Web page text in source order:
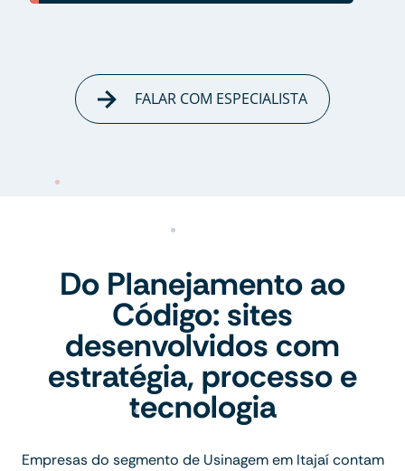
FALAR COM ESPECIALISTA
Do Planejamento ao
Código: sites
desenvolvidos com
estratégia, processo e
tecnologia
Empresas do segmento de Usinagem em Itajaí contam